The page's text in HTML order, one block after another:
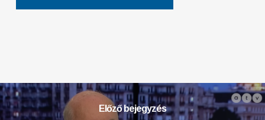
Előző bejegyzés